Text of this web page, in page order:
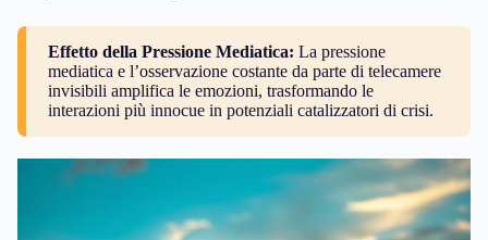
Effetto della Pressione Mediatica: La pressione
mediatica e l’osservazione costante da parte di telecamere
invisibili amplifica le emozioni, trasformando le
interazioni più innocue in potenziali catalizzatori di crisi.